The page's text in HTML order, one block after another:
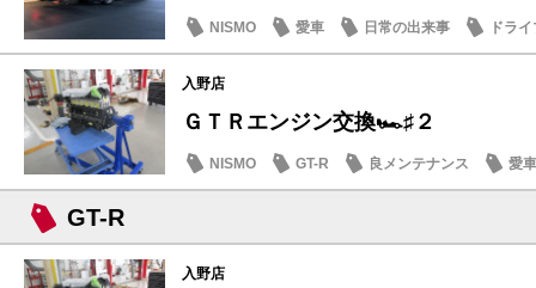
NISMO 愛車 日常の出来事 ドラ
入野店
ＧＴＲエンジン交換🏎️♯２
NISMO GT-R 良メンテナンス 愛車
GT-R
入野店